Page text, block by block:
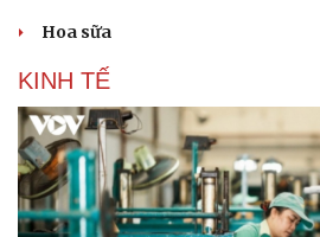
Hoa sữa
KINH TẾ